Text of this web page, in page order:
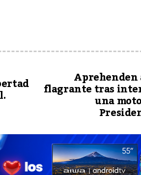
Aprehenden
flagrante tras
una